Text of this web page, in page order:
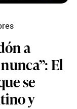
a
El
se
y